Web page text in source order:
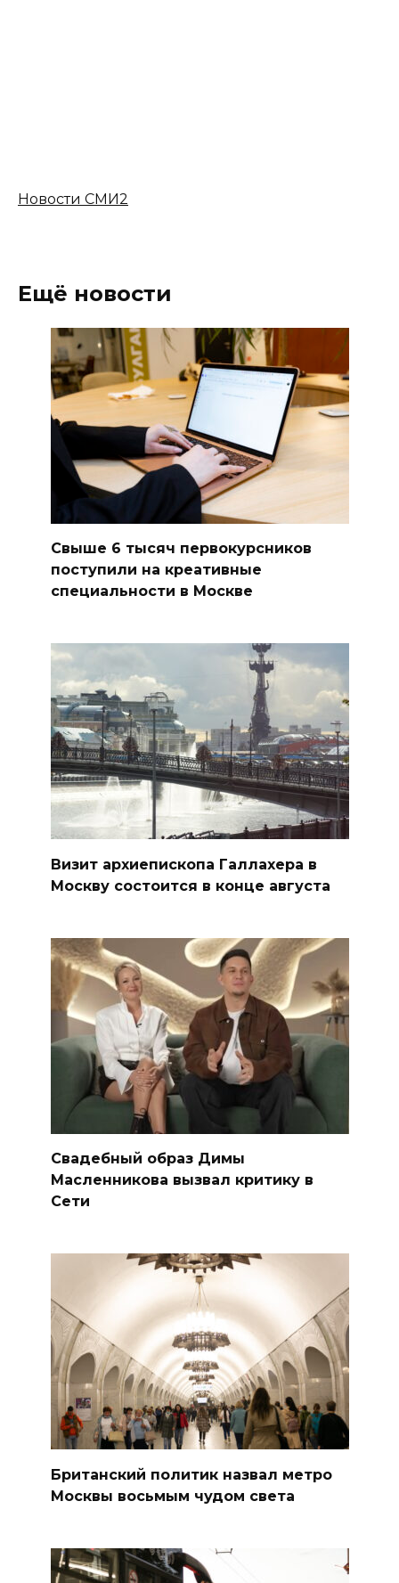
Новости СМИ2
Ещё новости
Свыше 6 тысяч первокурсников
поступили на креативные
специальности в Москве
Визит архиепископа Галлахера в
Москву состоится в конце августа
Свадебный образ Димы
Масленникова вызвал критику в
Сети
Британский политик назвал метро
Москвы восьмым чудом света